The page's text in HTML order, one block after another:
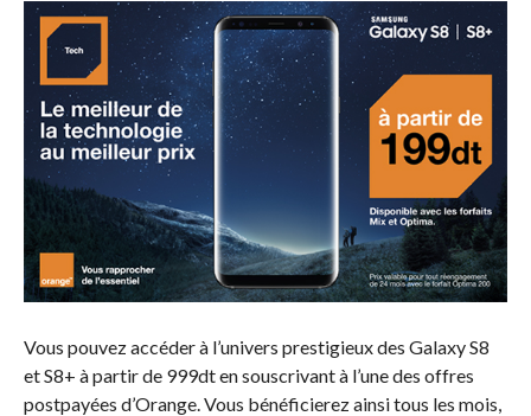
Vous pouvez accéder à l’univers prestigieux des Galaxy S8
et S8+ à partir de 999dt en souscrivant à l’une des offres
postpayées d’Orange. Vous bénéficierez ainsi tous les mois,